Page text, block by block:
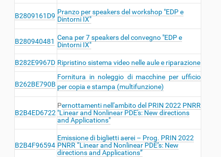
B2809161D9 Pranzo per speakers del workshop "EDP e
Dintorni IX"
B280940481 Cena per 7 speakers del convegno "EDP e
Dintorni IX"
B282E9967D Ripristino sistema video nelle aule e riparazione
B262BE790B
Fornitura in noleggio di macchine per ufficio
per copia e stampa (multifunzione)
B2B4ED6722
Pernottamenti nell'ambito del PRIN 2022 PNRR
"Linear and Nonlinear PDE's: New directions
and Applications"
B2B4F96594
Emissione di biglietti aerei – Prog. PRIN 2022
PNRR “Linear and Nonlinear PDE’s: New
directions and Applications”